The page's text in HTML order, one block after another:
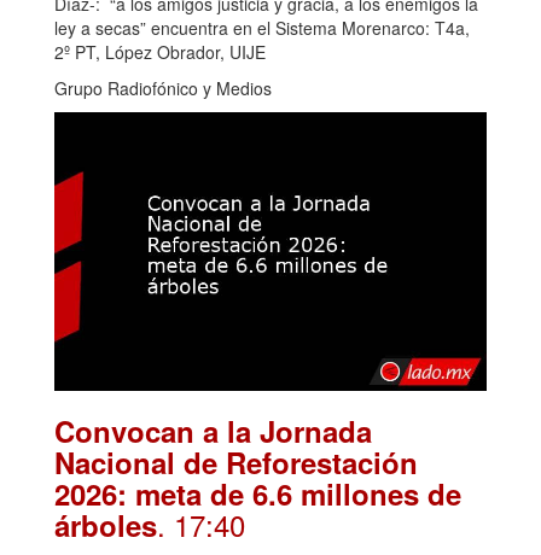
ley a secas” encuentra en el Sistema Morenarco: T4a,
2º PT, López Obrador, UIJE
Grupo Radiofónico y Medios
Convocan a la Jornada
Nacional de Reforestación
2026: meta de 6.6 millones de
árboles. 17:40